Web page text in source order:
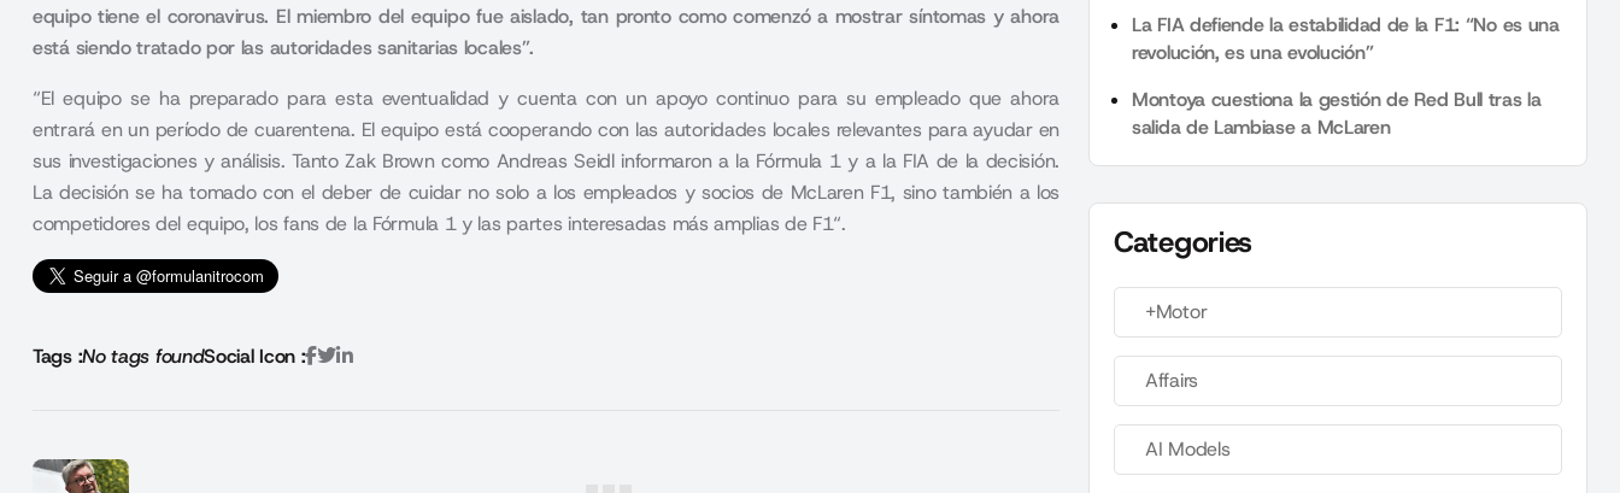
equipo tiene el coronavirus. El miembro del equipo fue aislado, tan pronto como comenzó a mostrar síntomas y ahora
está siendo tratado por las autoridades sanitarias locales”.
“El equipo se ha preparado para esta eventualidad y cuenta con un apoyo continuo para su empleado que ahora
entrará en un período de cuarentena. El equipo está cooperando con las autoridades locales relevantes para ayudar en
sus investigaciones y análisis. Tanto Zak Brown como Andreas Seidl informaron a la Fórmula 1 y a la FIA de la decisión.
La decisión se ha tomado con el deber de cuidar no solo a los empleados y socios de McLaren F1, sino también a los
competidores del equipo, los fans de la Fórmula 1 y las partes interesadas más amplias de F1“.
Tags :No tags foundSocial Icon :
La FIA defiende la estabilidad de la F1: “No es una
revolución, es una evolución”
Montoya cuestiona la gestión de Red Bull tras la
salida de Lambiase a McLaren
Categories
+Motor
Affairs
AI Models